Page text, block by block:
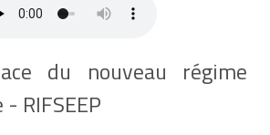
du nouveau régime
RIFSEEP